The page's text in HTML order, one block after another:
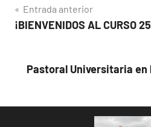
Navegación
de
Entrada anterior
¡BIENVENIDOS AL CURSO
Pastoral Universitaria en